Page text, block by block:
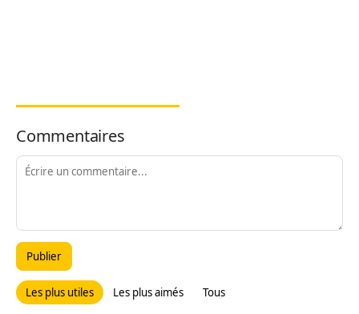
Commentaires
Publier
Les plus utiles Les plus aimés Tous